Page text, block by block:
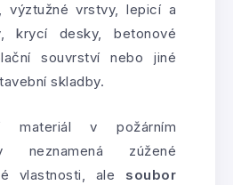
výztužné vrstvy, lepicí a
krycí desky, betonové
souvrství nebo jiné
skladby.
materiál v požárním
neznamená zúžené
vlastnosti, ale soubor